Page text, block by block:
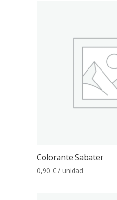
Colorante Sabater
0,90 € / unidad